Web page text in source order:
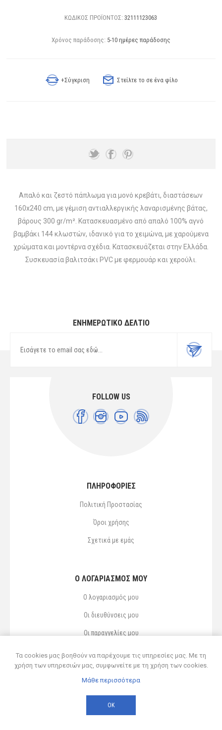
ΚΩΔΙΚΟΣ ΠΡΟΪΟΝΤΟΣ: 32111123063
Χρόνος παράδοσης: 5-10 ημέρες παράδοσης
+Σύγκριση Στείλτε το σε ένα φίλο
Απαλό και ζεστό πάπλωμα για μονό κρεβάτι, διαστάσεων
160x240 cm, με γέμιση αντιαλλεργικής λαναρισμένης βάτας,
βάρους 300 gr/m². Κατασκευασμένο από απαλό 100% αγνό
βαμβάκι 144 κλωστών, ιδανικό για το χειμώνα, με χαρούμενα
χρώματα και μοντέρνα σχέδια. Κατασκευάζεται στην Ελλάδα.
Συσκευασία βαλιτσάκι PVC με φερμουάρ και χερούλι.
ΕΝΗΜΕΡΩΤΙΚΌ ΔΕΛΤΊΟ
FOLLOW US
ΠΛΗΡΟΦΟΡΙΕΣ
Πολιτική Προστασίας
Όροι χρήσης
Σχετικά με εμάς
Ο ΛΟΓΑΡΙΑΣΜΌΣ ΜΟΥ
Ο λογαριασμός μου
Οι διευθύνσεις μου
Οι παραγγελίες μου
© 2026 Δ ΚΥΡΣΑΝΙΔΗΣ ΚΑΙ ΥΙΟΣ ΟΕ
Τα cookies μας βοηθούν να παρέχουμε τις υπηρεσίες μας. Με τη
χρήση των υπηρεσιών μας, συμφωνείτε με τη χρήση των cookies.
Μάθε περισσότερα
ΟΚ